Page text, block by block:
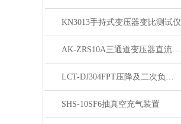
KN3013手持式变压器变比测试仪
AK-ZRS10A三通道变压器直流电阻测试仪
LCT-DJ304FPT压降及二次负荷测试仪
SHS-10SF6抽真空充气装置